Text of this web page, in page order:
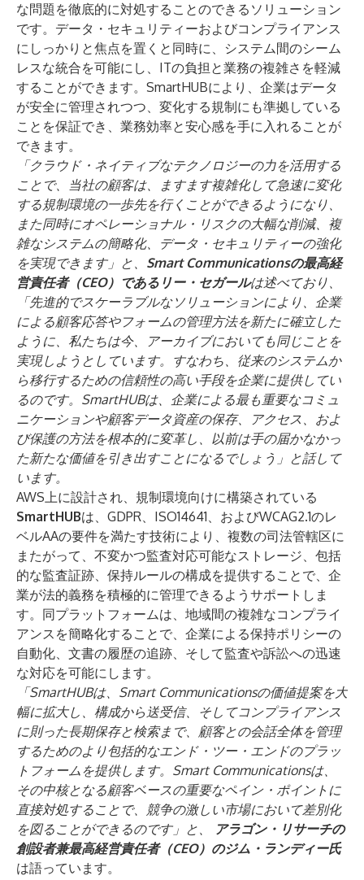
な問題を徹底的に対処することのできるソリューション
です。データ・セキュリティーおよびコンプライアンス
にしっかりと焦点を置くと同時に、システム間のシーム
レスな統合を可能にし、ITの負担と業務の複雑さを軽減
することができます。SmartHUBにより、企業はデータ
が安全に管理されつつ、変化する規制にも準拠している
ことを保証でき、業務効率と安心感を手に入れることが
できます。
「クラウド・ネイティブなテクノロジーの力を活用する
ことで、当社の顧客は、ますます複雑化して急速に変化
する規制環境の一歩先を行くことができるようになり、
また同時にオペレーショナル・リスクの大幅な削減、複
雑なシステムの簡略化、データ・セキュリティーの強化
を実現できます」と、 Smart Communicationsの最高経
営責任者（CEO）であるリー・セガールは述べており、
「先進的でスケーラブルなソリューションにより、企業
による顧客応答やフォームの管理方法を新たに確立した
ように、私たちは今、アーカイブにおいても同じことを
実現しようとしています。すなわち、従来のシステムか
ら移行するための信頼性の高い手段を企業に提供してい
るのです。SmartHUBは、企業による最も重要なコミュ
ニケーションや顧客データ資産の保存、アクセス、およ
び保護の方法を根本的に変革し、以前は手の届かなかっ
た新たな価値を引き出すことになるでしょう」と話して
います。
AWS上に設計され、規制環境向けに構築されている
SmartHUBは、GDPR、ISO14641、およびWCAG2.1のレ
ベルAAの要件を満たす技術により、複数の司法管轄区に
またがって、不変かつ監査対応可能なストレージ、包括
的な監査証跡、保持ルールの構成を提供することで、企
業が法的義務を積極的に管理できるようサポートしま
す。同プラットフォームは、地域間の複雑なコンプライ
アンスを簡略化することで、企業による保持ポリシーの
自動化、文書の履歴の追跡、そして監査や訴訟への迅速
な対応を可能にします。
「SmartHUBは、Smart Communicationsの価値提案を大
幅に拡大し、構成から送受信、そしてコンプライアンス
に則った長期保存と検索まで、顧客との会話全体を管理
するためのより包括的なエンド・ツー・エンドのプラッ
トフォームを提供します。Smart Communicationsは、
その中核となる顧客ベースの重要なペイン・ポイントに
直接対処することで、競争の激しい市場において差別化
を図ることができるのです」と、
アラゴン・リサーチの
創設者兼最高経営責任者（CEO）のジム・ランディー氏
は語っています。